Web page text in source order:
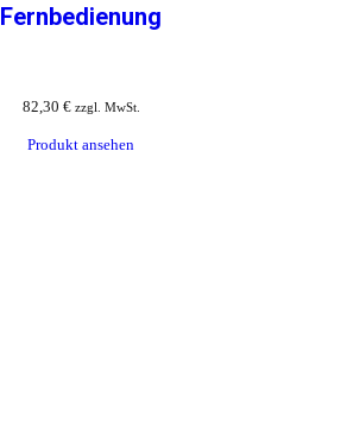
Fernbedienung
82,30 € zzgl. MwSt.
Produkt ansehen